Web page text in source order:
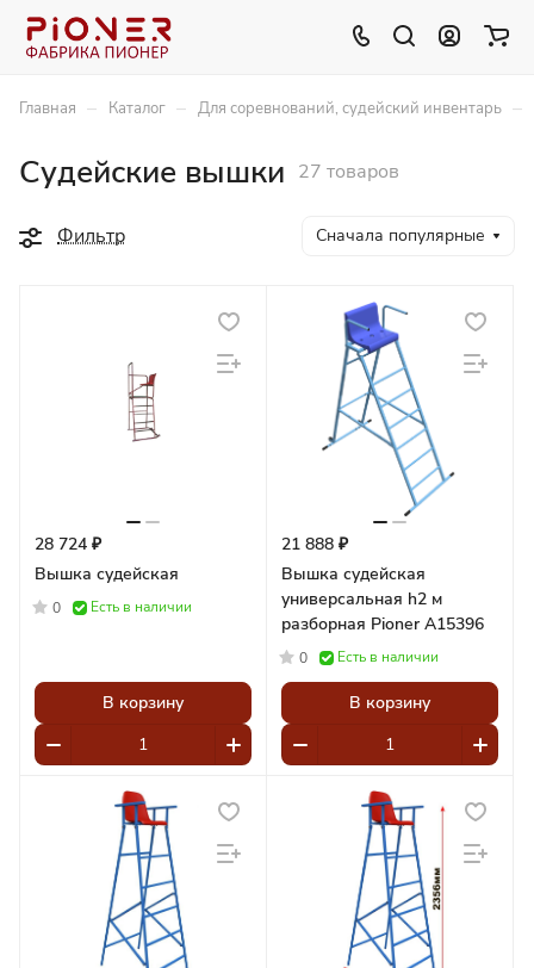
Главная – Каталог – Для соревнований, судейский инвентарь –
Судейские вышки 27 товаров
Фильтр Сначала популярные
28 724 ₽
Вышка судейская
0 Есть в наличии
В корзину
21 888 ₽
Вышка судейская
универсальная h2 м
разборная Pioner A15396
0 Есть в наличии
В корзину